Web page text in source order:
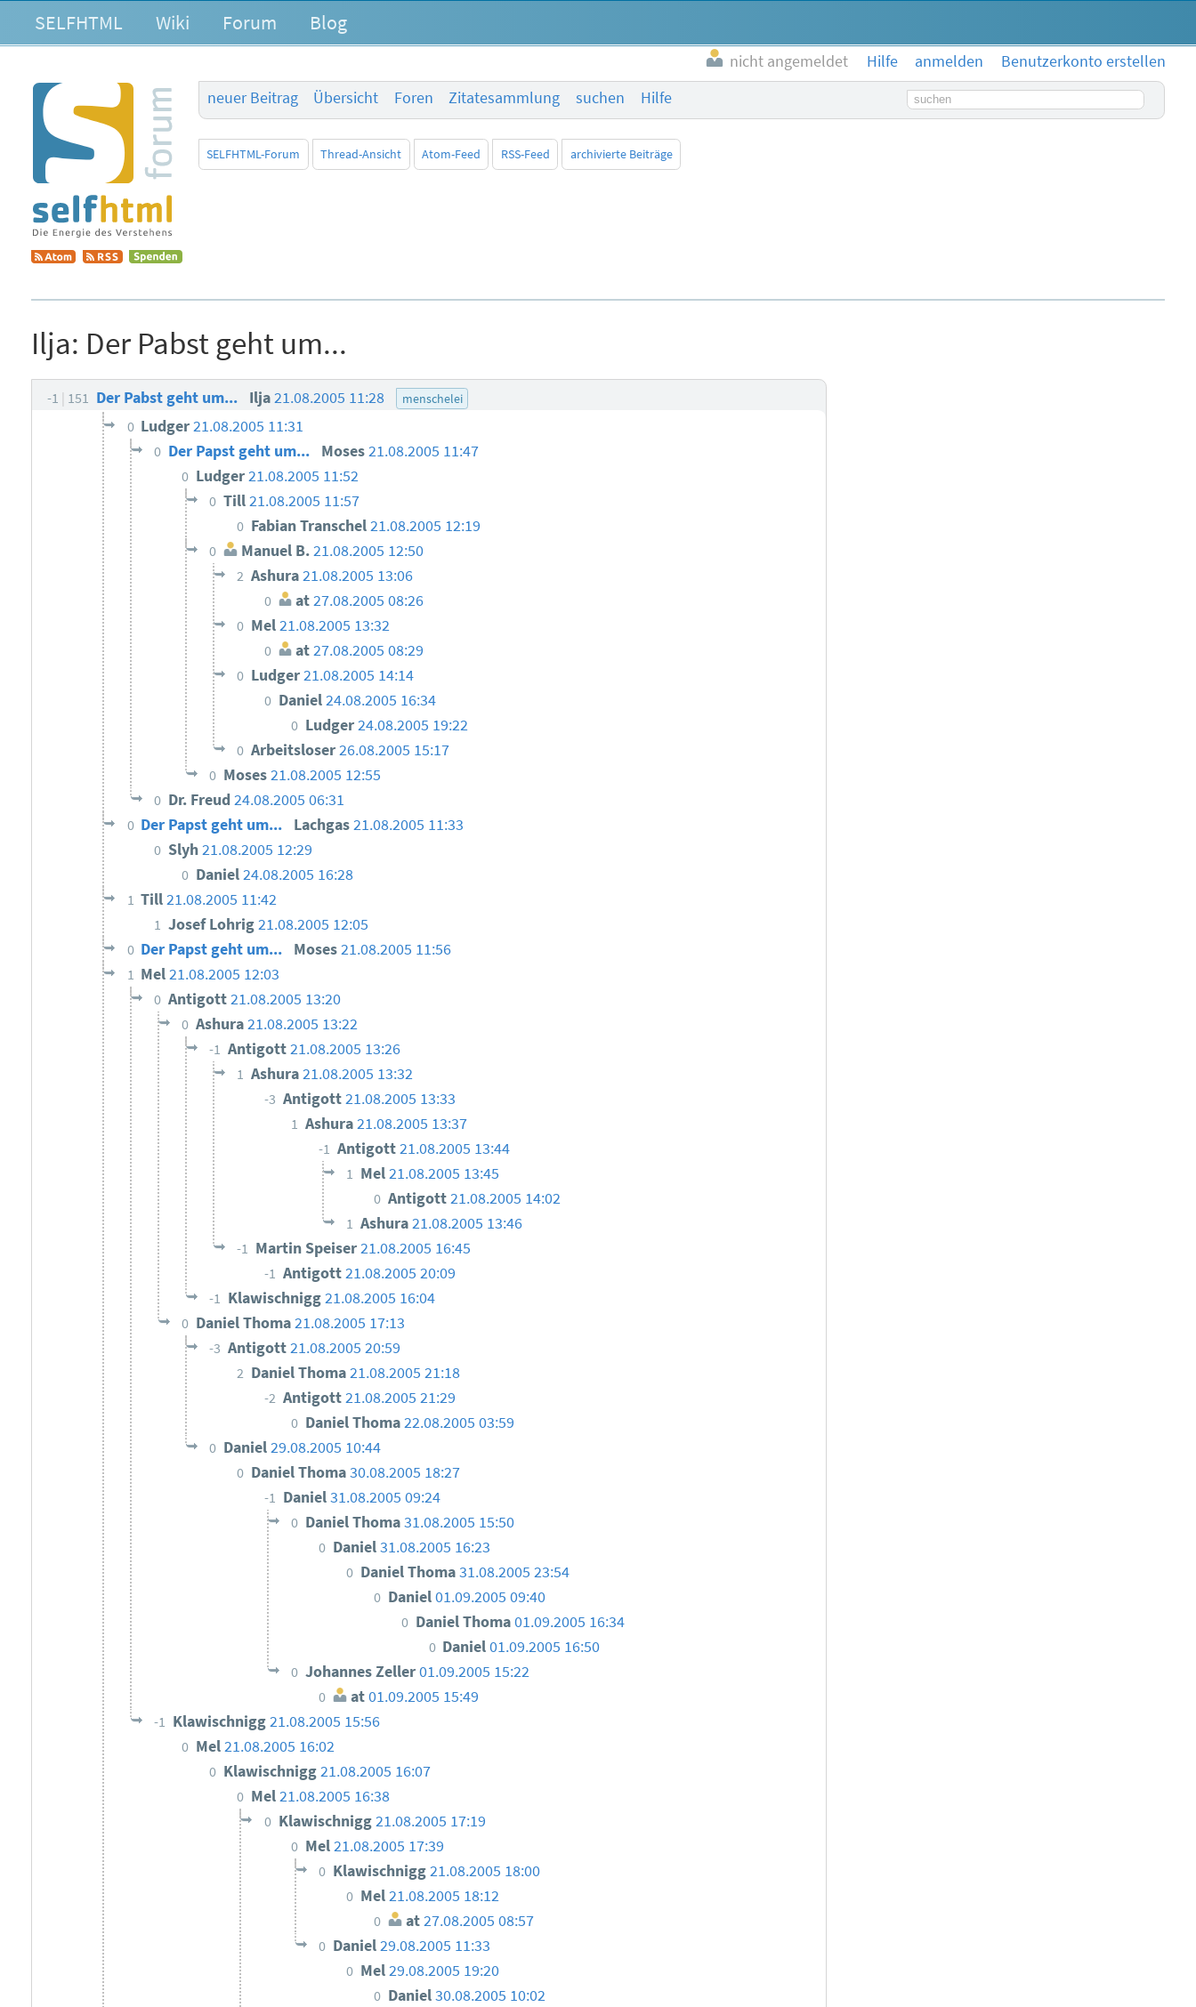
SELFHTML Wiki Forum Blog
nicht angemeldet Hilfe anmelden
Benutzerkonto erstellen
neuer Beitrag
Übersicht Foren Zitatesammlung suchen Hilfe Suchbegriff
SELFHTML-Forum Thread-Ansicht Atom-Feed RSS-Feed archivierte Beiträge
Ilja: Der Pabst geht um...
-1 151 Der Pabst geht um... Ilja21.08.2005 11:28 menschelei
0 Ludger21.08.2005 11:31
0 Der Papst geht um... Moses21.08.2005 11:47
0 Ludger21.08.2005 11:52
0 Till21.08.2005 11:57
0 Fabian Transchel21.08.2005 12:19
0 Manuel B.21.08.2005 12:50
2 Ashura21.08.2005 13:06
0 at27.08.2005 08:26
0 Mel21.08.2005 13:32
0 at27.08.2005 08:29
0 Ludger21.08.2005 14:14
0 Daniel24.08.2005 16:34
0 Ludger24.08.2005 19:22
0 Arbeitsloser26.08.2005 15:17
0 Moses21.08.2005 12:55
0 Dr. Freud24.08.2005 06:31
0 Der Papst geht um... Lachgas21.08.2005 11:33
0 Slyh21.08.2005 12:29
0 Daniel24.08.2005 16:28
1 Till21.08.2005 11:42
1 Josef Lohrig21.08.2005 12:05
0 Der Papst geht um... Moses21.08.2005 11:56
1 Mel21.08.2005 12:03
0 Antigott21.08.2005 13:20
0 Ashura21.08.2005 13:22
-1 Antigott21.08.2005 13:26
1 Ashura21.08.2005 13:32
-3 Antigott21.08.2005 13:33
1 Ashura21.08.2005 13:37
-1 Antigott21.08.2005 13:44
1 Mel21.08.2005 13:45
0 Antigott21.08.2005 14:02
1 Ashura21.08.2005 13:46
-1 Martin Speiser21.08.2005 16:45
-1 Antigott21.08.2005 20:09
-1 Klawischnigg21.08.2005 16:04
0 Daniel Thoma21.08.2005 17:13
-3 Antigott21.08.2005 20:59
2 Daniel Thoma21.08.2005 21:18
-2 Antigott21.08.2005 21:29
0 Daniel Thoma22.08.2005 03:59
0 Daniel29.08.2005 10:44
0 Daniel Thoma30.08.2005 18:27
-1 Daniel31.08.2005 09:24
0 Daniel Thoma31.08.2005 15:50
0 Daniel31.08.2005 16:23
0 Daniel Thoma31.08.2005 23:54
0 Daniel01.09.2005 09:40
0 Daniel Thoma01.09.2005 16:34
0 Daniel01.09.2005 16:50
0 Johannes Zeller01.09.2005 15:22
0 at01.09.2005 15:49
-1 Klawischnigg21.08.2005 15:56
0 Mel21.08.2005 16:02
0 Klawischnigg21.08.2005 16:07
0 Mel21.08.2005 16:38
0 Klawischnigg21.08.2005 17:19
0 Mel21.08.2005 17:39
0 Klawischnigg21.08.2005 18:00
0 Mel21.08.2005 18:12
0 at27.08.2005 08:57
0 Daniel29.08.2005 11:33
0 Mel29.08.2005 19:20
0 Daniel30.08.2005 10:02